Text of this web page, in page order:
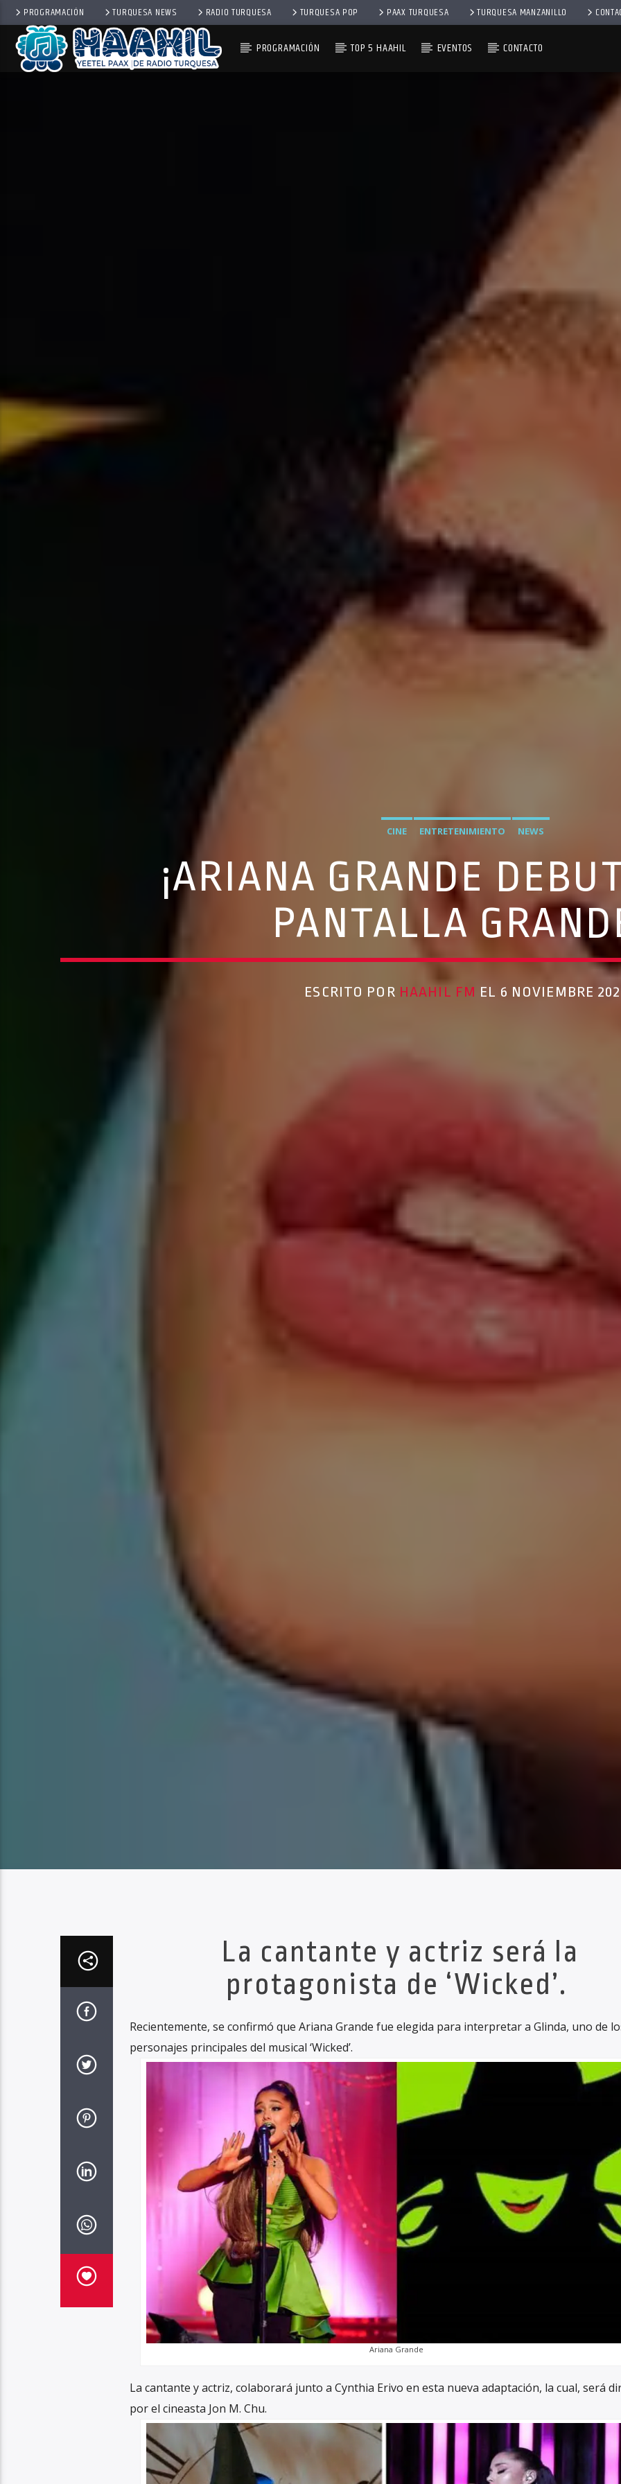
PROGRAMACIÓN TURQUESA NEWS RADIO TURQUESA TURQUESA POP PAAX TURQUESA TURQUESA MANZANILLO
PROGRAMACIÓN TOP 5 HAAHIL EVENTOS CONTACTO
CINE ENTRETENIMIENTO NEWS
¡ARIANA GRANDE
PANTALLA
ESCRITO POR HAAHIL FM EL 6 NOVIEMBRE
La cantante y actriz será la
protagonista de ‘Wicked’.
Recientemente, se confirmó que Ariana Grande fue elegida para interpretar a Glinda, uno de
personajes principales del musical ‘Wicked’.
Ariana Grande
La cantante y actriz, colaborará junto a Cynthia Erivo en esta nueva adaptación, la cual, será
por el cineasta Jon M. Chu.